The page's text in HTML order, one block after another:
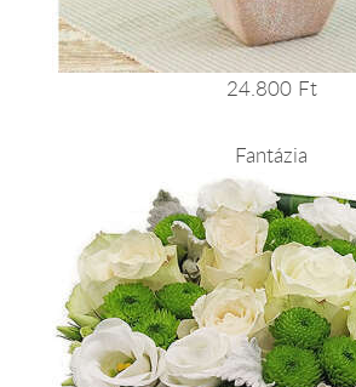
24.800 Ft
Fantázia